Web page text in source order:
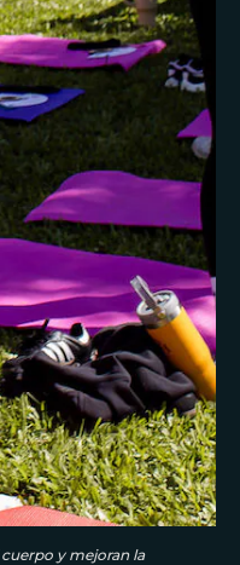
y mejoran la